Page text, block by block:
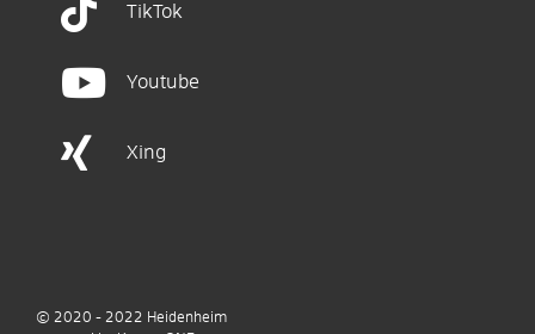
TikTok
Youtube
Xing
© 2020 - 2022 Heidenheim